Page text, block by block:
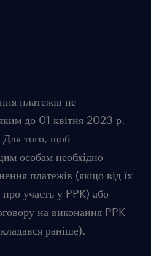
платежів не
до 01 квітня 2023 р.
Для того, щоб
особам необхідно
платежів (якщо від їх
про участь у PPK) або
на виконання PPK
раніше).